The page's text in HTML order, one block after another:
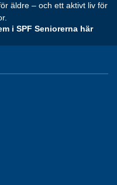
äldre – och ett aktivt liv för
i SPF Seniorerna här